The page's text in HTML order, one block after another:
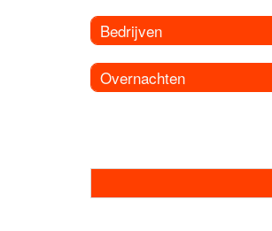
Bedrijven
Overnachten